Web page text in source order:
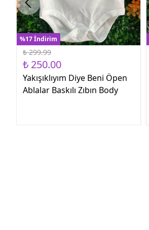
%17 İndirim
₺ 299.99
₺ 250.00
Yakışıklıyım Diye Beni Öpen
Ablalar Baskılı Zıbın Body